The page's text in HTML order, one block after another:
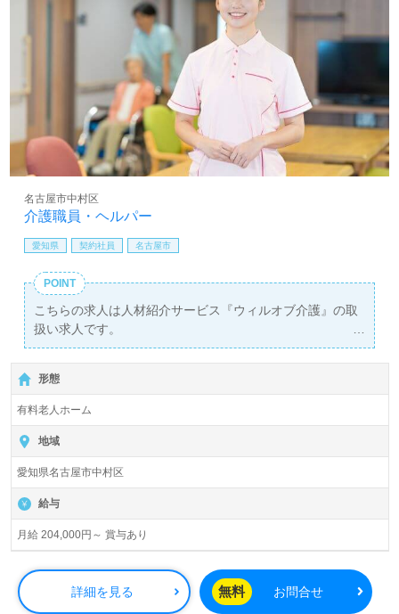
介護職員・ヘルパー
名古屋市中村区
愛知県 契約社員 名古屋市
POINT
こちらの求人は人材紹介サービス『ウィルオブ介護』の取
扱い求人です。
詳細に関してお気軽にご相談ください♪
【無料】で皆さんの転職活動をサポートいたします。
形態
有料老人ホーム
地域
愛知県名古屋市中村区
給与
月給 204,000円～ 賞与あり
詳細を見る 無料 お問合せ